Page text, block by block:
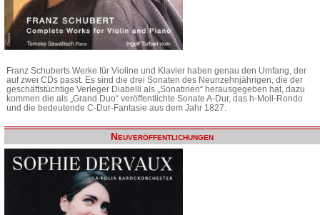
Franz Schuberts Werke für Violine und Klavier haben genau den Umfang, der
auf zwei CDs passt. Es sind die drei Sonaten des Neunzehnjährigen, die der
geschäftstüchtige Verleger Diabelli als „Sonatinen“ herausgegeben hat, dazu
kommen die als „Grand Duo“ veröffentlichte Sonate A-Dur, das h-Moll-Rondo
und die bedeutende C-Dur-Fantasie aus dem Jahr 1827.
Neuveröffentlichungen